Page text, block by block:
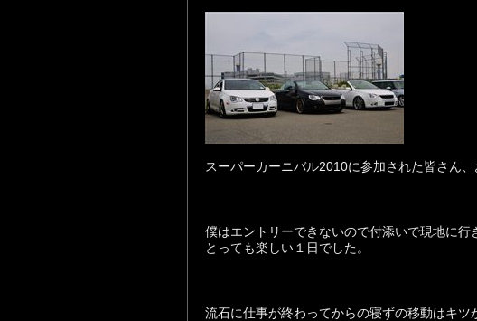
スーパーカーニバル2010に参加された皆さん
僕はエントリーできないので付添いで現地に行
とっても楽しい１日でした。
流石に仕事が終わってからの寝ずの移動はキツ